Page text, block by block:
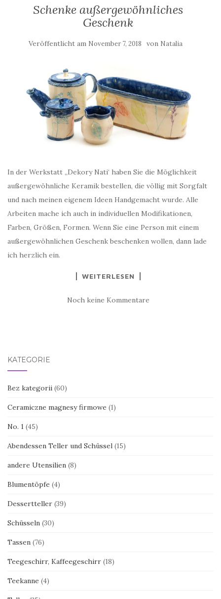
Schenke außergewöhnliches
Geschenk
Veröffentlicht am November 7, 2018 von Natalia
In der Werkstatt „Dekory Nati‘ haben Sie die Möglichkeit
außergewöhnliche Keramik bestellen, die völlig mit Sorgfalt
und nach meinen eigenem Ideen Handgemacht wurde. Alle
Arbeiten mache ich auch in individuellen Modifikationen,
Farben, Größen, Formen. Wenn Sie eine Person mit einem
außergewöhnlichen Geschenk beschenken wollen, dann lade
ich herzlich ein.
WEITERLESEN
Noch keine Kommentare
KATEGORIE
Bez kategorii (60)
Ceramiczne magnesy firmowe (1)
No. 1 (45)
Abendessen Teller und Schüssel (15)
andere Utensilien (8)
Blumentöpfe (4)
Dessertteller (39)
Schüsseln (30)
Tassen (76)
Teegeschirr, Kaffeegeschirr (18)
Teekanne (4)